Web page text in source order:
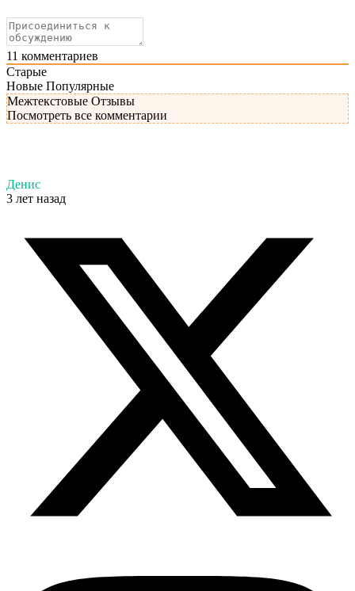
11 комментариев
Старые
Новые Популярные
Межтекстовые Отзывы
Посмотреть все комментарии
Денис
3 лет назад